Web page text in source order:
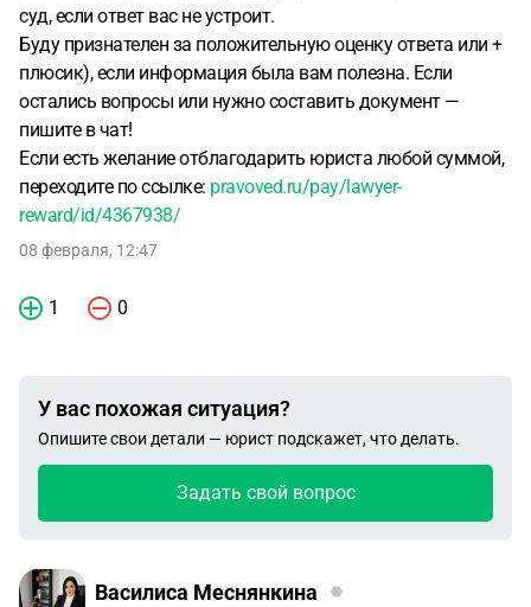
суд, если ответ вас не устроит.
Буду признателен за положительную оценку ответа или +
плюсик), если информация была вам полезна. Если
остались вопросы или нужно составить документ —
пишите в чат!
Если есть желание отблагодарить юриста любой суммой,
переходите по ссылке: pravoved.ru/pay/lawyer-
reward/id/4367938/
08 февраля, 12:47
1 0
У вас похожая ситуация?
Опишите свои детали — юрист подскажет, что делать.
Задать свой вопрос
Василиса Меснянкина